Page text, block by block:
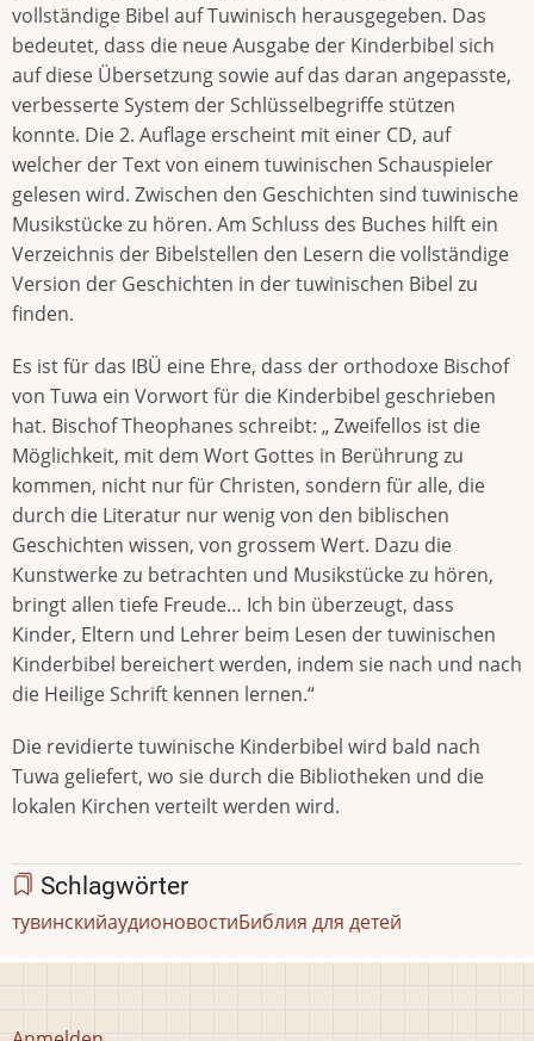
vollständige Bibel auf Tuwinisch herausgegeben. Das
bedeutet, dass die neue Ausgabe der Kinderbibel sich
auf diese Übersetzung sowie auf das daran angepasste,
verbesserte System der Schlüsselbegriffe stützen
konnte. Die 2. Auflage erscheint mit einer CD, auf
welcher der Text von einem tuwinischen Schauspieler
gelesen wird. Zwischen den Geschichten sind tuwinische
Musikstücke zu hören. Am Schluss des Buches hilft ein
Verzeichnis der Bibelstellen den Lesern die vollständige
Version der Geschichten in der tuwinischen Bibel zu
finden.
Es ist für das IBÜ eine Ehre, dass der orthodoxe Bischof
von Tuwa ein Vorwort für die Kinderbibel geschrieben
hat. Bischof Theophanes schreibt: „ Zweifellos ist die
Möglichkeit, mit dem Wort Gottes in Berührung zu
kommen, nicht nur für Christen, sondern für alle, die
durch die Literatur nur wenig von den biblischen
Geschichten wissen, von grossem Wert. Dazu die
Kunstwerke zu betrachten und Musikstücke zu hören,
bringt allen tiefe Freude… Ich bin überzeugt, dass
Kinder, Eltern und Lehrer beim Lesen der tuwinischen
Kinderbibel bereichert werden, indem sie nach und nach
die Heilige Schrift kennen lernen.“
Die revidierte tuwinische Kinderbibel wird bald nach
Tuwa geliefert, wo sie durch die Bibliotheken und die
lokalen Kirchen verteilt werden wird.
Schlagwörter
тувинскийаудионовостиБиблия для детей
Benutzermenü